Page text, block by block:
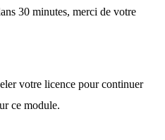
30 minutes, merci de votre
votre licence pour continuer
ce module.